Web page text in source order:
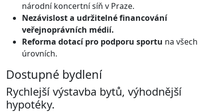
národní koncertní síň v Praze.
Nezávislost a udržitelné financování
veřejnoprávních médií.
Reforma dotací pro podporu sportu na všech
úrovních.
Dostupné bydlení
Rychlejší výstavba bytů, výhodnější
hypotéky.